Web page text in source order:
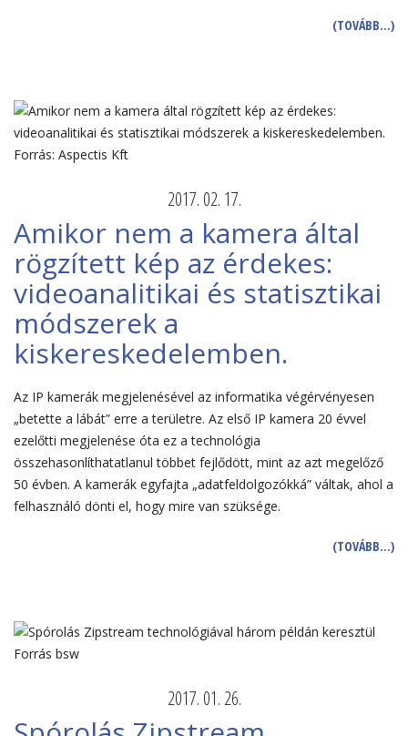
(TOVÁBB…)
2017. 02. 17.
Amikor nem a kamera által
rögzített kép az érdekes:
videoanalitikai és statisztikai
módszerek a
kiskereskedelemben.
Az IP kamerák megjelenésével az informatika végérvényesen
„betette a lábát” erre a területre. Az első IP kamera 20 évvel
ezelőtti megjelenése óta ez a technológia
összehasonlíthatatlanul többet fejlődött, mint az azt megelőző
50 évben. A kamerák egyfajta „adatfeldolgozókká” váltak, ahol a
felhasználó dönti el, hogy mire van szüksége.
(TOVÁBB…)
2017. 01. 26.